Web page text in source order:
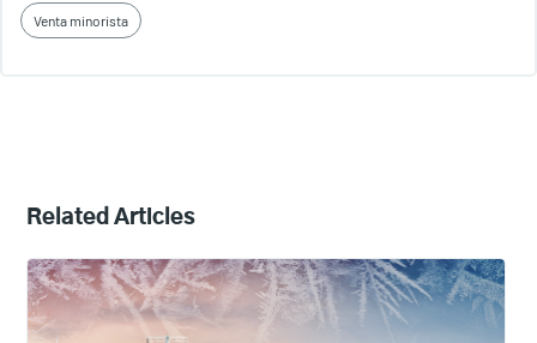
Venta minorista
Related Articles